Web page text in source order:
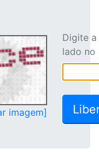
imagem]
Digite
lado no